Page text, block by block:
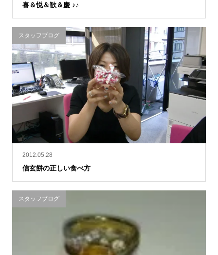
喜＆悦＆歓＆慶 ♪♪
2012.05.28
信玄餅の正しい食べ方
スタッフブログ
スタッフブログ